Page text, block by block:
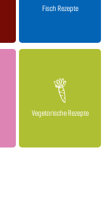
Fisch Rezepte
Vegetarische Rezepte